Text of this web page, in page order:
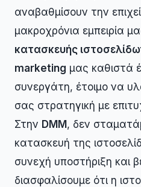
αναβαθμίσουν την
μακροχρόνια εμπειρία
κατασκευής
marketing μας καθιστά
συνεργάτη, έτοιμο να
σας στρατηγική με
Στην DMM , δεν
κατασκευή της
συνεχή υποστήριξη και
διασφαλίσουμε ότι η